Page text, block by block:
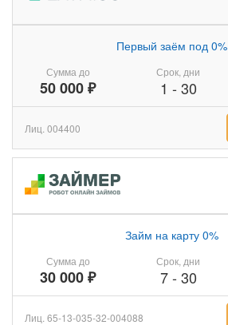
Сумма до
50 000 ₽
Первый заём под 0%
Срок, дни
1 - 30
Лиц. 004400
Сумма до
30 000 ₽
Займ на карту 0%
Срок, дни
7- 30
Лиц. 65-13-035-32-004088